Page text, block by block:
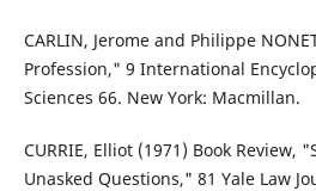
CARLIN, Jerome and Philippe
Profession," 9 International
Sciences 66. New York: Macmillan.
CURRIE, Elliot (1971) Book Review,
Unasked Questions," 81 Yale Law